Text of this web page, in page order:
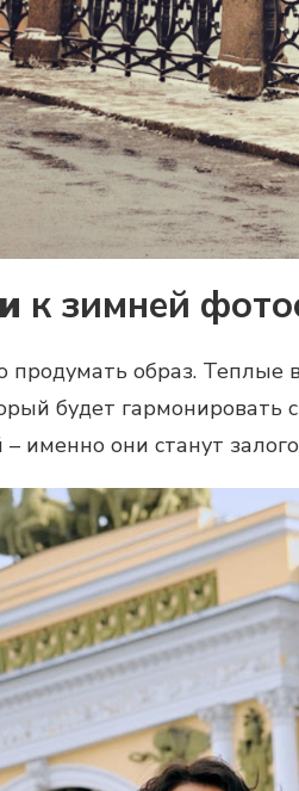
к зимней
образ. Теплые
будет
именно они станут